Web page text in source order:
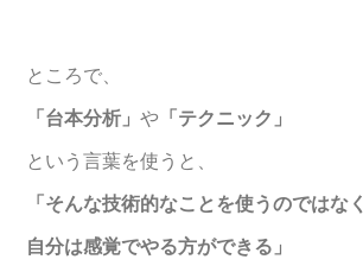
ところで、
「台本分析」や 「テクニック」
という言葉を使うと、
「そんな技術的なことを使うのではなく
自分は感覚でやる方ができる」